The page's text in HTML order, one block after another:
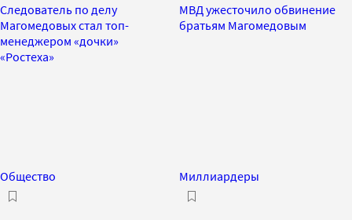
Следователь по делу
Магомедовых стал топ-
менеджером «дочки»
«Ростеха»
МВД ужесточило обвинение
братьям Магомедовым
Общество Миллиардеры